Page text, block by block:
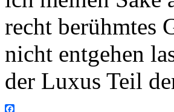
recht berühmtes
nicht entgehen
der Luxus Teil